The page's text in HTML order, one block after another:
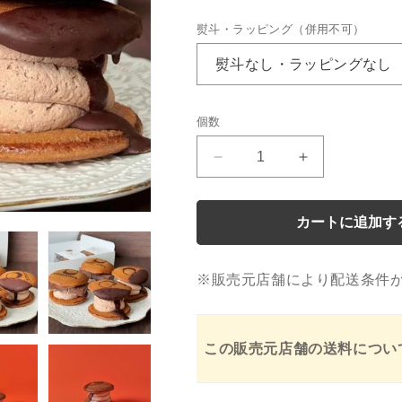
価
格
熨斗・ラッピング（併用不可）
個
個数
ら
べ
べ
2
チ
生
ら
べ
比
べ
2
カートに追加す
※販売元店舗により配送条件
この販売元店舗の送料につい